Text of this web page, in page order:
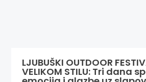
LJUBUŠKI OUTDOOR
VELIKOM STILU: Tri dana